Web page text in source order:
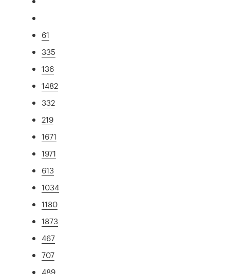
61
335
136
1482
332
219
1671
1971
613
1034
1180
1873
467
707
489